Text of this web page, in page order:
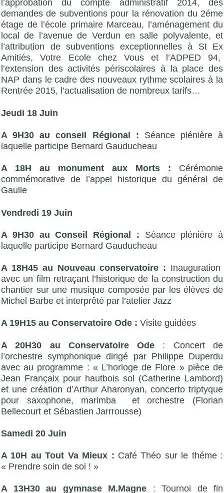
l’approbation du compte administratif 2014, des
demandes de subventions pour la rénovation du 2éme
étage de l’école primaire Marceau, l’aménagement du
local de l’avenue de Verdun en salle polyvalente, et
l’attribution de subventions exceptionnelles à St Ex
Amitiés, Votre Ecole chez Vous et l’ADPED 94,
l’extension des activités périscolaires à la place des
NAP dans le cadre des nouveaux rythme scolaires à la
Rentrée 2015, l’actualisation de nombreux tarifs…
Jeudi 18 Juin
A 9H30 au conseil Régional : Séance plénière à
laquelle participe Bernard Gauducheau
A 18H au monument aux Morts : Cérémonie
commémorative de l’appel historique du général de
Gaulle
Vendredi 19 Juin
A 9H30 au Conseil Régional : Séance plénière à
laquelle participe Bernard Gauducheau
A 18H45 au Nouveau conservatoire : Inauguration
avec un film retraçant l’historique de la construction du
chantier sur une musique composée par les élèves de
Michel Barbe et interprêté par l’atelier Jazz
A 19H15 au Conservatoire Ode : Visite guidées
A 20H30 au Conservatoire Ode : Concert de
l’orchestre symphonique dirigé par Philippe Duperdu
avec au programme : « L’horloge de Flore » pièce de
Jean Françaix pour hautbois sol (Catherine Lambord)
et une création d’Arthur Aharonyan, concerto triptyque
pour saxophone, marimba et orchestre (Florian
Bellecourt et Sébastien Jarrrousse)
Samedi 20 Juin
A 10H au Tout Va Mieux : Café Théo sur le théme :
« Prendre soin de soi ! »
A 13H30 au gymnase M.Magne : Tournoi de fin